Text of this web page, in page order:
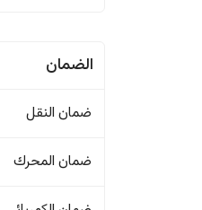
الضمان
ضمان النقل
ضمان المحرك